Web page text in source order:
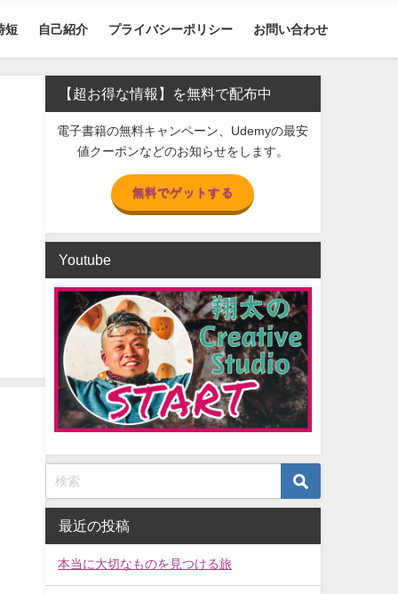
短 自己紹介 プライバシーポリシー お問い合わせ
【超お得な情報】を無料で配布中
電子書籍の無料キャンペーン、Udemyの最安
値クーポンなどのお知らせをします。
無料でゲットする
Youtube
最近の投稿
本当に大切なものを見つける旅